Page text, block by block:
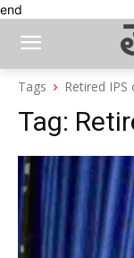
end
Tags Retired IPS
Tag: